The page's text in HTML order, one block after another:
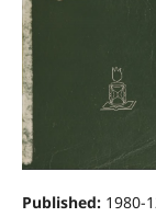
Published: 1980-